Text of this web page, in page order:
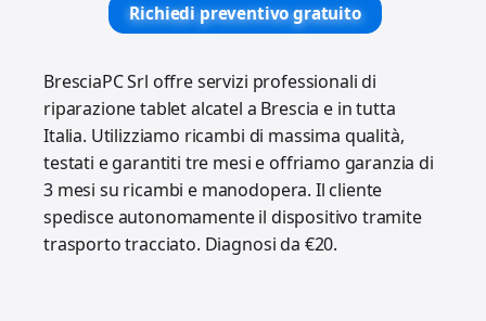
Richiedi preventivo gratuito
BresciaPC Srl offre servizi professionali di
riparazione tablet alcatel a Brescia e in tutta
Italia. Utilizziamo ricambi di massima qualità,
testati e garantiti tre mesi e offriamo garanzia di
3 mesi su ricambi e manodopera. Il cliente
spedisce autonomamente il dispositivo tramite
trasporto tracciato. Diagnosi da €20.